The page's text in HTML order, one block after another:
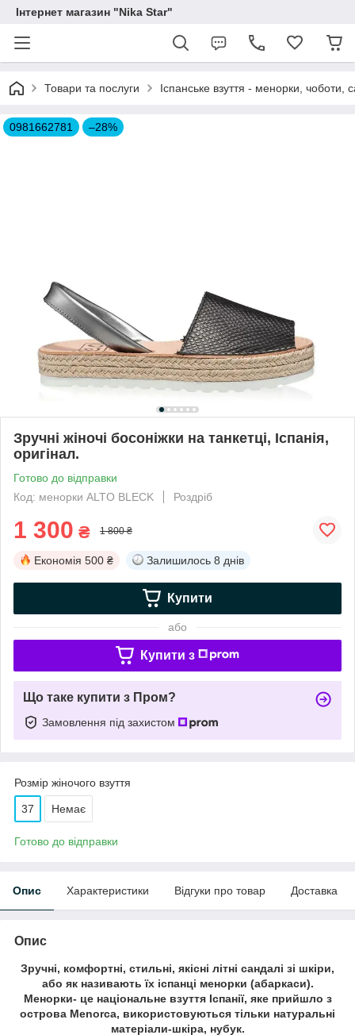
Інтернет магазин "Nika Star"
Товари та послуги Іспанське взуття - менорки, чоботи,
0981662781 –28%
Зручні жіночі босоніжки на танкетці, Іспанія,
оригінал.
Готово до відправки
Код: менорки ALTO BLECK
Роздріб
1 300 ₴ 1 800 ₴
Економія 500 ₴ Залишилось 8 днів
Купити
або
Купити з
Що таке купити з Пром?
Замовлення під захистом
Розмір жіночого взуття
37 Немає
Готово до відправки
Опис Характеристики Відгуки про товар Доставка
Опис
Зручні, комфортні, стильні, якісні літні сандалі зі шкіри,
або як називають їх іспанці менорки (абаркаси).
Менорки- це національне взуття Іспанії, яке прийшло з
острова Menorca, використовуються тільки натуральні
матеріали-шкіра, нубук.